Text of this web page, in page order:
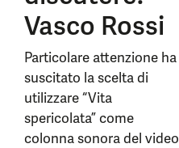
Vasco Rossi
Particolare attenzione ha
suscitato la scelta di
utilizzare “Vita
spericolata” come
colonna sonora del video